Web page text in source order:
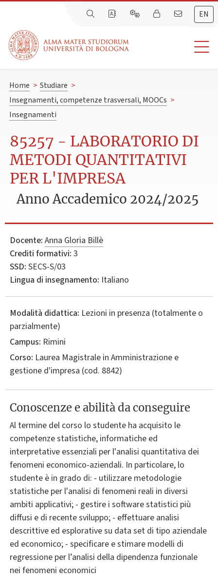
EN
Home > Studiare >
Insegnamenti, competenze trasversali, MOOCs >
Insegnamenti
85257 - LABORATORIO DI
METODI QUANTITATIVI
PER L'IMPRESA
Anno Accademico 2024/2025
Docente: Anna Gloria Billè
Crediti formativi: 3
SSD: SECS-S/03
Lingua di insegnamento: Italiano
Modalità didattica: Lezioni in presenza (totalmente o
parzialmente)
Campus: Rimini
Corso: Laurea Magistrale in Amministrazione e
gestione d'impresa (cod. 8842)
Conoscenze e abilità da conseguire
Al termine del corso lo studente ha acquisito le
competenze statistiche, informatiche ed
interpretative essenziali per l'analisi quantitativa dei
fenomeni economico-aziendali. In particolare, lo
studente è in grado di: - utilizzare metodologie
statistiche per l'analisi di fenomeni reali in diversi
ambiti applicativi; - gestire i software statistici più
diffusi e di recente sviluppo; - effettuare analisi
descrittive ed esplorative su data set di tipo aziendale
ed economico; - specificare e stimare modelli di
regressione per l’analisi della dipendenza funzionale
nei fenomeni economici